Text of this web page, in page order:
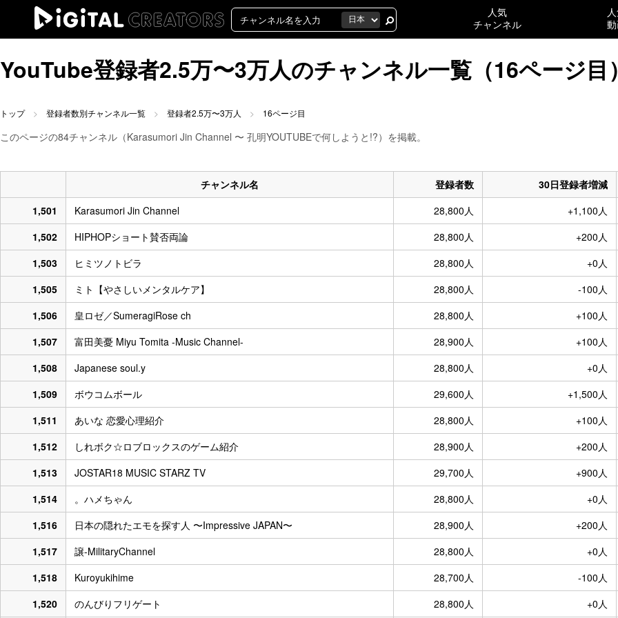
人気
チャンネル
YouTube登録者2.5万〜3万人のチャンネル一覧（16ページ目
トップ 登録者数別チャンネル一覧 登録者2.5万〜3万人 16ページ目
このページの84チャンネル（Karasumori Jin Channel 〜 孔明YOUTUBEで何しようと!?）を掲載。
チャンネル名 登録者数
30日登録者増減
1,501
Karasumori Jin Channel 28,800人
+1,100人
1,502
HIPHOPショート賛否両論 28,800人
+200人
1,503
ヒミツノトビラ 28,800人
+0人
1,505
ミト【やさしいメンタルケア】 28,800人
-100人
1,506
皇ロゼ／SumeragiRose ch 28,800人
+100人
1,507
富田美憂 Miyu Tomita -Music Channel- 28,900人
+100人
1,508
Japanese soul.y 28,800人
+0人
1,509
ボウコムボール 29,600人
+1,500人
1,511
あいな 恋愛心理紹介 28,800人
+100人
1,512
しれボク☆ロブロックスのゲーム紹介 28,900人
+200人
1,513
JOSTAR18 MUSIC STARZ TV 29,700人
+900人
1,514
。ハメちゃん 28,800人
+0人
1,516
日本の隠れたエモを探す人 〜Impressive JAPAN〜 28,900人
+200人
1,517
譲-MilitaryChannel 28,800人
+0人
1,518
Kuroyukihime 28,700人
-100人
1,520
のんびりフリゲート 28,800人 +0人